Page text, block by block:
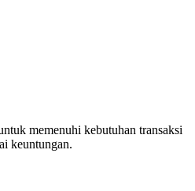
memenuhi kebutuhan transaksi
keuntungan.